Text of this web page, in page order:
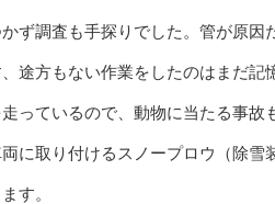
ず調査も手探りでした。管が原
途方もない作業をしたのはまだ記
っているので、動物に当たる事
に取り付けるスノープロウ（除
す。